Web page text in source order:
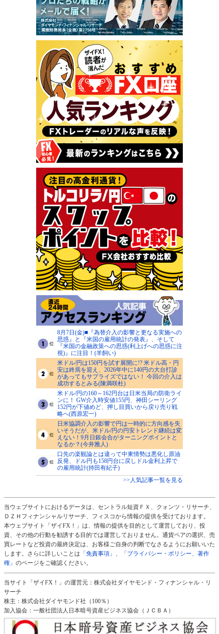
8月7日(金)■『為替介入の影響と更なる実施への
思惑』と『米国の雇用統計の発表』、そして
『米国の金融政策への思惑(利上げへの思惑に注
視)』に注目！(羊飼い)
米ドル/円は150円を試す展開に!? 米ドル高・円
安は終焉を迎え、2026年中に140円の大台打診
があってもサプライズではない！ 今回の介入は
成功するとみる(陳満咲杜)
米ドル/円の160～162円台は日米当局の防衛ライ
ンに！ GW介入時安値155円、神田シーリング
152円が下値めど、押し目買いから戻り売り戦
略へ(西原宏一)
日米協調介入の影響で円は一時的に方向感を失
いそうだが、米ドル/円の円安トレンド継続は変
えない！9月日銀会合がターニングポイントと
なるか？(今井雅人)
口先の楽観論とは違って中東情勢は悪化し原油
反発、ドル円も158円台に戻しドル金利上昇で
の雇用統計(持田有紀子)
>>人気記事一覧を見る
当ウェブサイトにおけるデータは、セントラル短資ＦＸ、クォンツ・リサーチ、
ＤＺＨフィナンシャルリサーチ、フィスコから情報の提供を受けております。
本ウェブサイト「ザイFX！」は、情報の提供を目的として運営しており、投
資、その他の行動を勧誘する目的では運営しておりません。通貨ペアの選択、売
買レートなど投資の最終決定は、お客様ご自身の判断でなさるようにお願いいた
します。さらに詳しいことは 「免責事項」 、
「プライバシー・ポリシー、著作
権」 のページをご確認ください。
当サイト「ザイFX！」の運営元：株式会社ダイヤモンド・フィナンシャル・リ
サーチ
株主：株式会社ダイヤモンド社（100％）
加入協会：一般社団法人日本暗号資産ビジネス協会（ＪＣＢＡ）